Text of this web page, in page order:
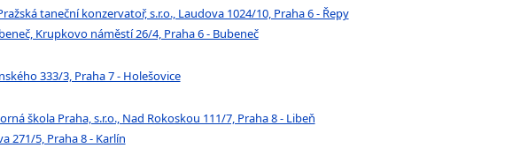
taneční konzervatoř, s.r.o., Laudova 1024/10, Praha 6 - Řepy
Krupkovo náměstí 26/4, Praha 6 - Bubeneč
333/3, Praha 7 - Holešovice
škola Praha, s.r.o., Nad Rokoskou 111/7, Praha 8 - Libeň
271/5, Praha 8 - Karlín